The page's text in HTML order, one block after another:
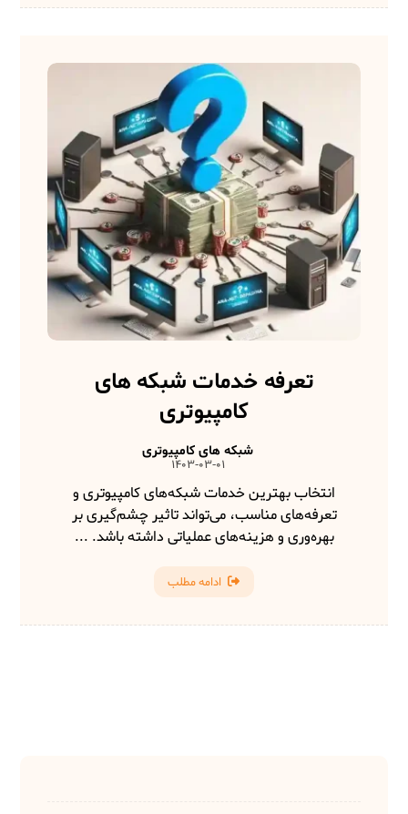
تعرفه خدمات شبکه های
کامپیوتری
شبکه های کامپیوتری
1403-03-01
انتخاب بهترین خدمات شبکه‌های کامپیوتری و
تعرفه‌های مناسب، می‌تواند تاثیر چشم‌گیری بر
بهره‌وری و هزینه‌های عملیاتی داشته باشد. ...
ادامه مطلب